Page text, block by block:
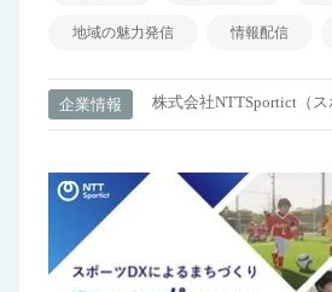
地域の魅力発信 情報配信
企業情報 株式会社NTTSportict（ス